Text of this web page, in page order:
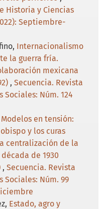
Historia y Ciencias
Septiembre-
Internacionalismo
la guerra fría.
mexicana
, Secuencia. Revista
Sociales: Núm. 124
Modelos en tensión:
y los curas
centralización de la
de 1930
, Secuencia. Revista
Sociales: Núm. 99
Estado, agro y